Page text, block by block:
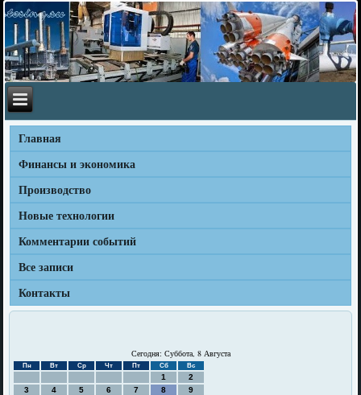
Главная
Финансы и экономика
Производство
Новые технологии
Комментарии событий
Все записи
Контакты
Сегодня: Суббота, 8 Августа
Пн Вт Ср Чт Пт Сб Вс
1
2
3
4 5 6 7 8
9